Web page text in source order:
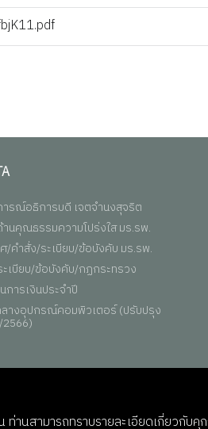
รณ์อธิการบดี เจตจำนงสุจริต
นคุณธรรมความโปร่งใส มร.รพ.
/คำสั่ง/ระเบียบ/ข้อบังคับ มร.รพ.
เบียบ/ข้อบังคับ/กฏกระทรวง
การเงินประจำปี
างอุปกรณ์คอมพิวเตอร์ (ปรับปรุง
านสามารถทราบรายละเอียดเกี่ยวกับคุ